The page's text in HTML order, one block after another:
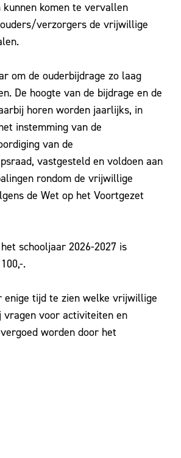
komen te vervallen
verzorgers de vrijwillige
om de ouderbijdrage zo laag
De hoogte van de bijdrage en de
horen worden jaarlijks, in
instemming van de
van de
vastgesteld en voldoen aan
rondom de vrijwillige
de Wet op het Voortgezet
schooljaar 2026-2027 is
.
enige tijd te zien welke vrijwillige
vragen voor activiteiten en
worden door het